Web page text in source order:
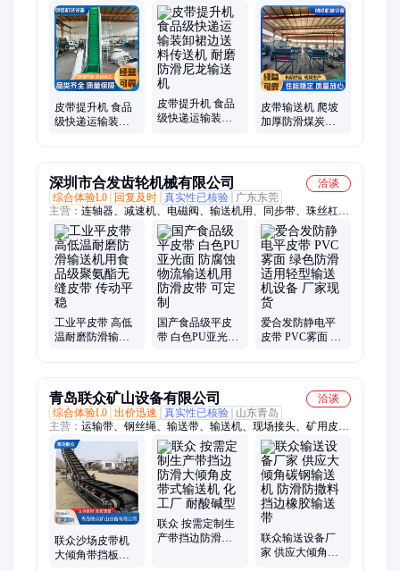
板输送机、网链转弯机、食品网链螺旋输送塔、方便面油炸盒、
粉丝盒、链轮
皮带提升机 食品
级快递运输装卸
皮带提升机 食品
级快递运输装卸
皮带输送机 爬坡
加厚防滑煤炭挡
深圳市合发齿轮机械有限公司
洽谈
综合体验L0
回复及时 真实性已核验
广东东莞
主营： 连轴器、减速机、电磁阀、输送机用、同步带、珠丝杠、
链轮条、珠丝杆、传动链、固定套、小齿轮、轴滑台、联轴器、
伞齿轮、链齿轮、直齿轮、千分尺、限位环、齿筒带、钢齿轮、
平皮带、输送带、齿轮条、磨齿轮、传动件、皮带轮
工业平皮带 高低
温耐磨防滑输送
国产食品级平皮
带 白色PU亚光面
爱合发防静电平
皮带 PVC雾面 绿
青岛联众矿山设备有限公司
洽谈
综合体验L0 出价迅速 真实性已核验
山东青岛
主营： 运输带、钢丝绳、输送带、输送机、现场接头、矿用皮带
机、管状机皮带、固定式皮带机、输送线路设计、胶带接头卡
子、提升带接头卡子、提升带接头夹具
联众沙场皮带机
大倾角带挡板防
联众 按需定制生
产带挡边防滑大
联众输送设备厂
家 供应大倾角碳